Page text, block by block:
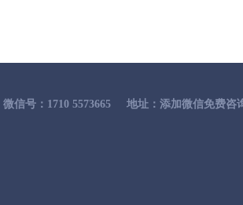
微信号：1710 5573665 地址：添加微信免费咨